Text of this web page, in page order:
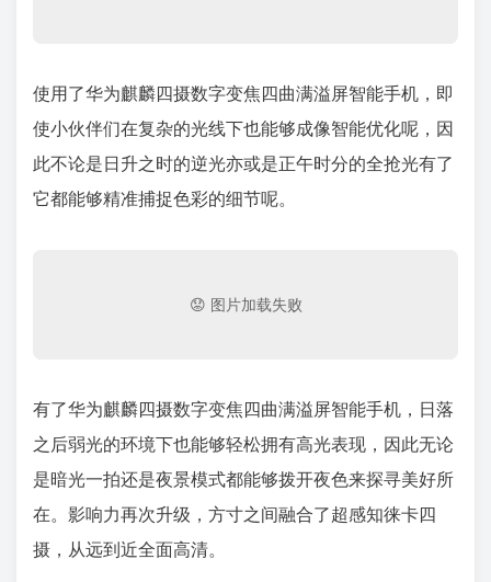
使用了华为麒麟四摄数字变焦四曲满溢屏智能手机，即
使小伙伴们在复杂的光线下也能够成像智能优化呢，因
此不论是日升之时的逆光亦或是正午时分的全抢光有了
它都能够精准捕捉色彩的细节呢。
有了华为麒麟四摄数字变焦四曲满溢屏智能手机，日落
之后弱光的环境下也能够轻松拥有高光表现，因此无论
是暗光一拍还是夜景模式都能够拨开夜色来探寻美好所
在。影响力再次升级，方寸之间融合了超感知徕卡四
摄，从远到近全面高清。